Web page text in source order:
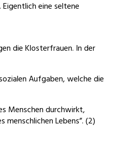
eine seltene
die Klosterfrauen. In der
Aufgaben, welche die
Menschen durchwirkt,
Lebens”. (2)